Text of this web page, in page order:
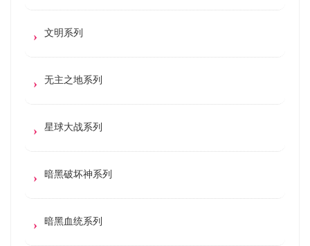
文明系列
无主之地系列
星球大战系列
暗黑破坏神系列
暗黑血统系列